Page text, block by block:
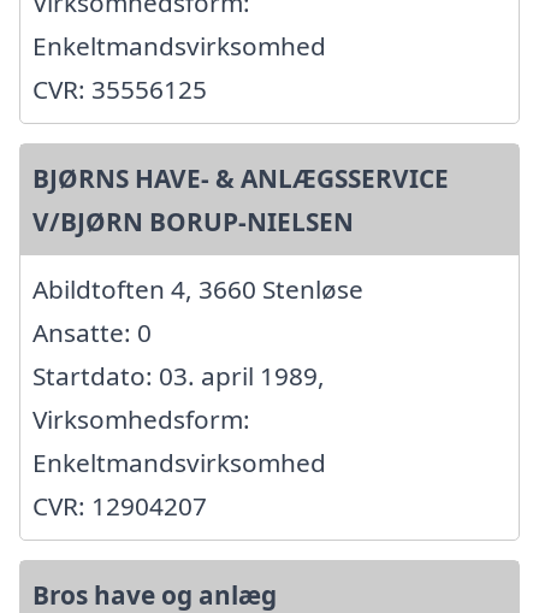
Enkeltmandsvirksomhed
CVR: 35556125
BJØRNS HAVE- & ANLÆGSSERVICE
V/BJØRN BORUP-NIELSEN
Abildtoften 4, 3660 Stenløse
Ansatte: 0
Startdato: 03. april 1989,
Virksomhedsform:
Enkeltmandsvirksomhed
CVR: 12904207
Bros have og anlæg